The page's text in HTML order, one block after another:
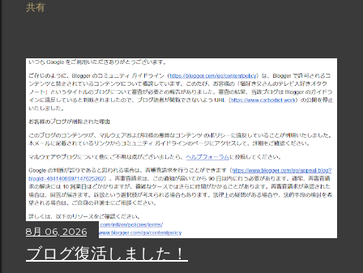
共有
8月 06, 2026
ブログ復活しました！